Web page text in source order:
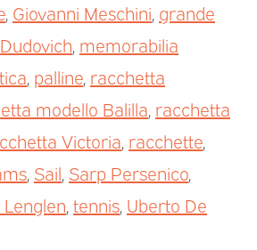
, Giovanni Meschini, grande
, memorabilia
, palline, racchetta
modello Balilla, racchetta
Victoria, racchette,
, Sail, Sarp Persenico,
,tennis, Uberto De